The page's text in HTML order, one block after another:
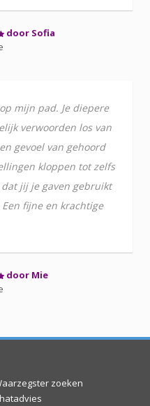
door Sofia
mijn pad. Je diepere
verwoorden los van
gevoel van gehoord
kloppen tot zelfs
jij je gaven gebruikt
fijne en krachtige
door Mie
zoeken